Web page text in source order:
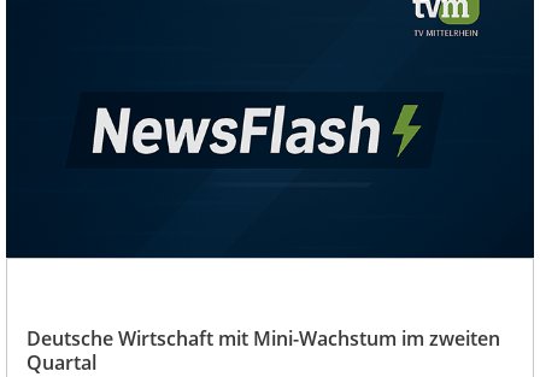
Deutsche Wirtschaft mit Mini-Wachstum im zweiten
Quartal